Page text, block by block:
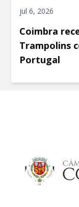
jul 6, 2026
Coimbra
Trampolins
Portugal